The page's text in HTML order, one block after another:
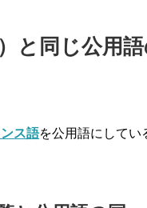
と同じ公用
ス語を公用語にしてい